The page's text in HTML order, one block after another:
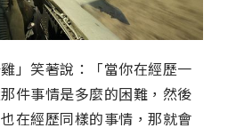
」笑著說：「當你在經歷一
件事情是多麼的困難，然後
在經歷同樣的事情，那就會